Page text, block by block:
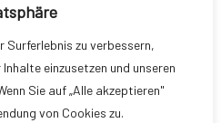
Surferlebnis zu verbessern,
einzusetzen und unseren
Sie auf „Alle akzeptieren"
von Cookies zu.
bietet Verbrauchern eine
für die Zubereitung von
Technologie,
eine praktische
Kaffeepad-Liebhaber sind, der Wert